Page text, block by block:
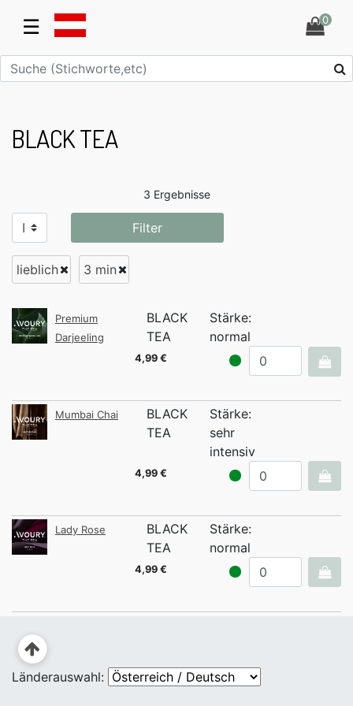
☰ 0
BLACK TEA
3 Ergebnisse
Filter
lieblich 3 min
Premium
Darjeeling
BLACK
TEA
Stärke:
normal
4,99 €
Mumbai Chai
BLACK
TEA
Stärke:
sehr
intensiv
4,99 €
Lady Rose
BLACK
TEA
Stärke:
normal
4,99 €
Länderauswahl: